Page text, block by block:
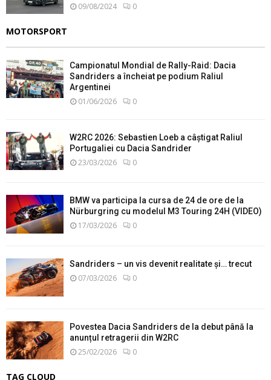
09/08/2024 0
MOTORSPORT
Campionatul Mondial de Rally-Raid: Dacia
Sandriders a încheiat pe podium Raliul
Argentinei
01/06/2026 0
W2RC 2026: Sebastien Loeb a câștigat Raliul
Portugaliei cu Dacia Sandrider
23/03/2026 0
BMW va participa la cursa de 24 de ore de la
Nürburgring cu modelul M3 Touring 24H (VIDEO)
17/03/2026 0
Sandriders – un vis devenit realitate și… trecut
07/03/2026 0
Povestea Dacia Sandriders de la debut până la
anunțul retragerii din W2RC
25/02/2026 0
TAG CLOUD